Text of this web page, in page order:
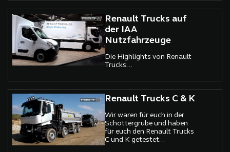
Renault Trucks auf
der IAA
Nutzfahrzeuge
Die Highlights von Renault
Trucks...
Renault Trucks C & K
Wir waren für euch in der
Schottergrube und haben
für euch den Renault Trucks
C und K getestet...